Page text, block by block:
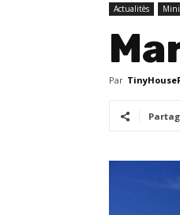
Actualitès
Par